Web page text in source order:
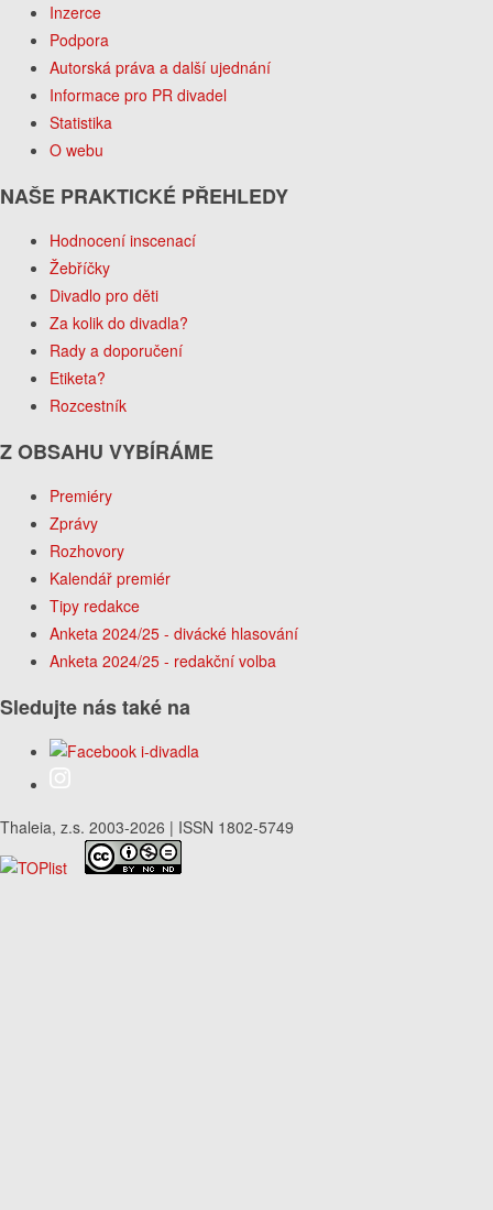
Inzerce
Podpora
Autorská práva a další ujednání
Informace pro PR divadel
Statistika
O webu
NAŠE PRAKTICKÉ PŘEHLEDY
Hodnocení inscenací
Žebříčky
Divadlo pro děti
Za kolik do divadla?
Rady a doporučení
Etiketa?
Rozcestník
Z OBSAHU VYBÍRÁME
Premiéry
Zprávy
Rozhovory
Kalendář premiér
Tipy redakce
Anketa 2024/25 - divácké hlasování
Anketa 2024/25 - redakční volba
Sledujte nás také na
Thaleia, z.s. 2003-2026 | ISSN 1802-5749